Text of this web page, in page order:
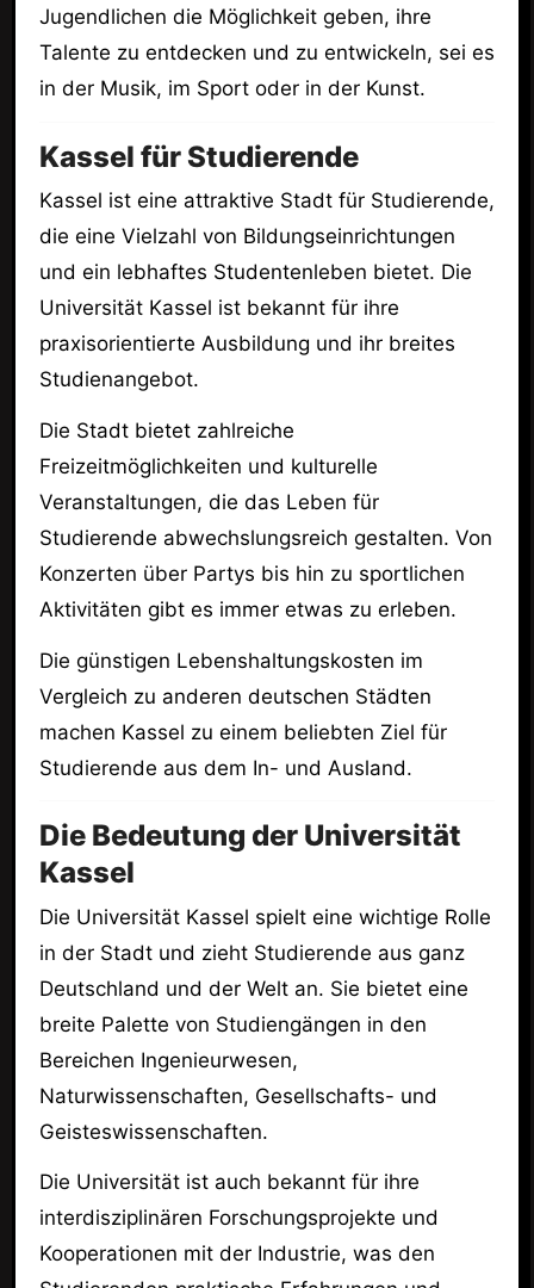
Jugendlichen die Möglichkeit geben, ihre
Talente zu entdecken und zu entwickeln, sei es
in der Musik, im Sport oder in der Kunst.
Kassel für Studierende
Kassel ist eine attraktive Stadt für Studierende,
die eine Vielzahl von Bildungseinrichtungen
und ein lebhaftes Studentenleben bietet. Die
Universität Kassel ist bekannt für ihre
praxisorientierte Ausbildung und ihr breites
Studienangebot.
Die Stadt bietet zahlreiche
Freizeitmöglichkeiten und kulturelle
Veranstaltungen, die das Leben für
Studierende abwechslungsreich gestalten. Von
Konzerten über Partys bis hin zu sportlichen
Aktivitäten gibt es immer etwas zu erleben.
Die günstigen Lebenshaltungskosten im
Vergleich zu anderen deutschen Städten
machen Kassel zu einem beliebten Ziel für
Studierende aus dem In- und Ausland.
Die Bedeutung der Universität
Kassel
Die Universität Kassel spielt eine wichtige Rolle
in der Stadt und zieht Studierende aus ganz
Deutschland und der Welt an. Sie bietet eine
breite Palette von Studiengängen in den
Bereichen Ingenieurwesen,
Naturwissenschaften, Gesellschafts- und
Geisteswissenschaften.
Die Universität ist auch bekannt für ihre
interdisziplinären Forschungsprojekte und
Kooperationen mit der Industrie, was den